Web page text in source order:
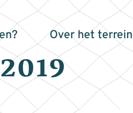
Over het terrein